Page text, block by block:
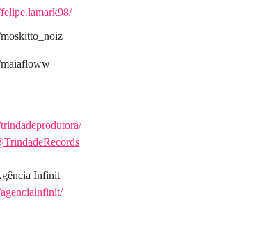
Infinit